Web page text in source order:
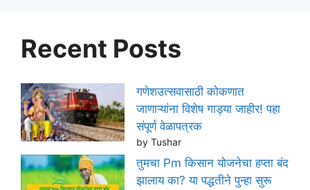
Recent Posts
गणेशउत्सवासाठी कोकणात
जाणाऱ्यांना विशेष गाड्या जाहीर! पहा
संपूर्ण वेळापत्रक
by Tushar
तुमचा Pm किसान योजनेचा हप्ता बंद
झालाय का? या पद्धतीने पुन्हा सुरू